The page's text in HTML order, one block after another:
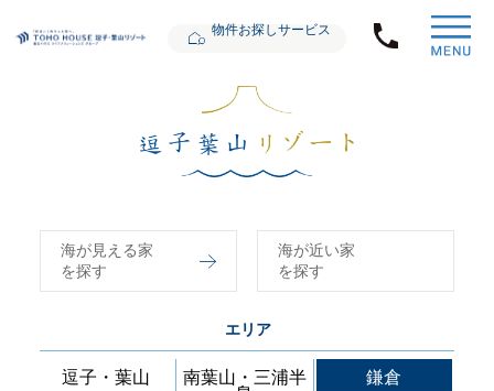
物件お探しサービス
海が見える家
を探す
海が近い家
を探す
エリア
逗子・葉山
南葉山・三浦半
鎌倉